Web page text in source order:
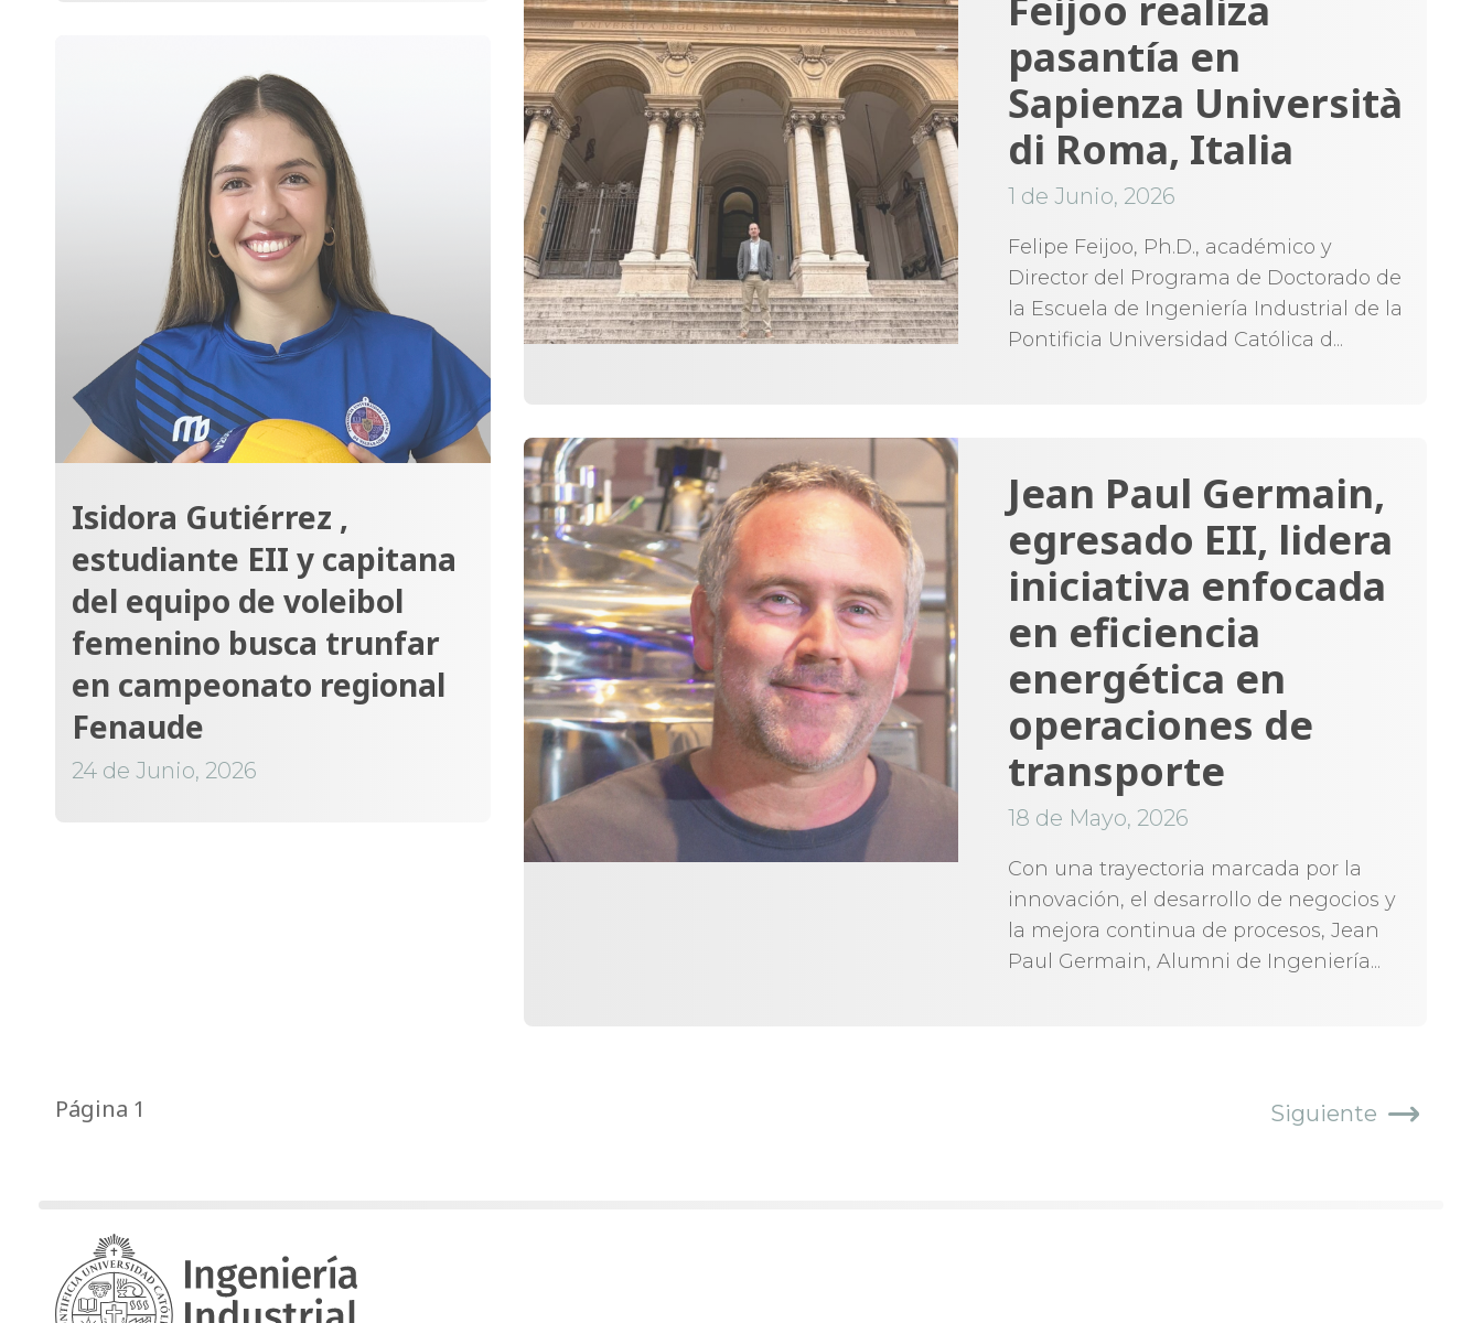
Isidora Gutiérrez ,
estudiante EII y capitana
del equipo de voleibol
femenino busca trunfar
en campeonato regional
Fenaude
24 de Junio, 2026
pasantía en
Sapienza Università
di Roma, Italia
1 de Junio, 2026
Felipe Feijoo, Ph.D., académico y
Director del Programa de Doctorado de
la Escuela de Ingeniería Industrial de la
Pontificia Universidad Católica d...
Jean Paul Germain,
egresado EII, lidera
iniciativa enfocada
en eficiencia
energética en
operaciones de
transporte
18 de Mayo, 2026
Con una trayectoria marcada por la
innovación, el desarrollo de negocios y
la mejora continua de procesos, Jean
Paul Germain, Alumni de Ingeniería...
Página 1 Siguiente